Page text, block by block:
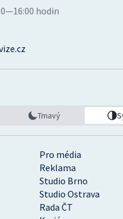
Pro média
Reklama
Studio Brno
Studio Ostrava
Rada ČT
hodin
Tmavý